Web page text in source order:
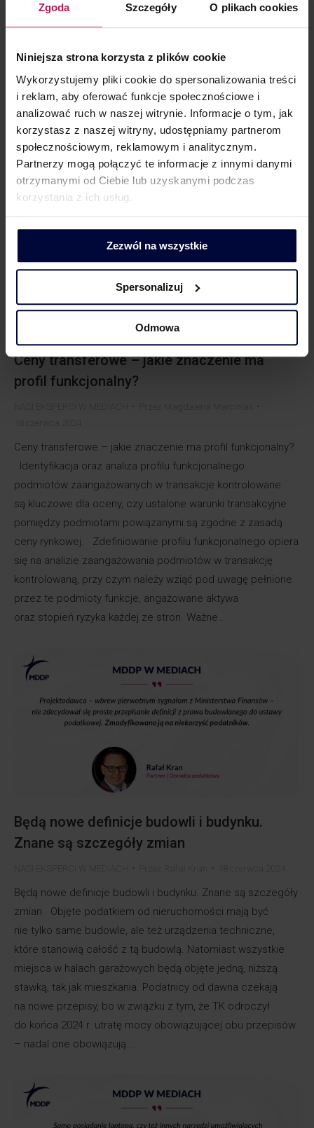
Zgoda Szczegóły O plikach cookies
Niniejsza strona korzysta z plików cookie
Wykorzystujemy pliki cookie do spersonalizowania treści
i reklam, aby oferować funkcje społecznościowe i
analizować ruch w naszej witrynie. Informacje o tym, jak
korzystasz z naszej witryny, udostępniamy partnerom
społecznościowym, reklamowym i analitycznym.
Partnerzy mogą połączyć te informacje z innymi danymi
otrzymanymi od Ciebie lub uzyskanymi podczas
korzystania z ich usług.
Zezwól na wszystkie
Spersonalizuj
Odmowa
wielu firm Ministerstwo Finansów przygotowało projekt
i telekomunikacyjnych. Projekt ma przede wszystkim
uporządkować kwestie związane z opodatkowaniem dwóch
typów obiektów: budowli wykorzystywanych w biznesie
oraz garaży podziemnych w budynkach mieszkalnych. Jak
będą opodatkowane garaże podziemne i budowle
wykorzystywane w biznesie? Sprawa…
Ceny transferowe – jakie znaczenie ma
profil funkcjonalny?
Ceny transferowe – jakie znaczenie ma profil funkcjonalny?
Identyfikacja oraz analiza profilu funkcjonalnego
podmiotów zaangażowanych w transakcje kontrolowane
są kluczowe dla oceny, czy ustalone warunki transakcyjne
pomiędzy podmiotami powiązanymi są zgodne z zasadą
ceny rynkowej. Zdefiniowanie profilu funkcjonalnego opiera
się na analizie zaangażowania podmiotów w transakcję
kontrolowaną, przy czym należy wziąć pod uwagę pełnione
przez te podmioty funkcje, angażowane aktywa
oraz stopień ryzyka każdej ze stron. Ważne…
Będą nowe definicje budowli i budynku.
Znane są szczegóły zmian
Będą nowe definicje budowli i budynku. Znane są szczegóły
zmian Objęte podatkiem od nieruchomości mają być
nie tylko same budowle, ale też urządzenia techniczne,
które stanowią całość z tą budowlą. Natomiast wszystkie
miejsca w halach garażowych będą objęte jedną, niższą
stawką, tak jak mieszkania. Podatnicy od dawna czekają
na nowe przepisy, bo w związku z tym, że TK odroczył
do końca 2024 r. utratę mocy obowiązującej obu przepisów
– nadal one obowiązują.…